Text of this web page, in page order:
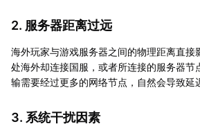
2. 服务器距离过远
海外玩家与游戏服务器之间的物理距离直接
处海外却连接国服，或者所连接的服务器节
输需要经过更多的网络节点，自然会导致延
3. 系统干扰因素